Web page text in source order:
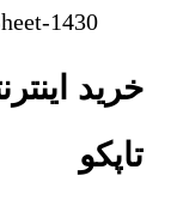
1430
تاپکو